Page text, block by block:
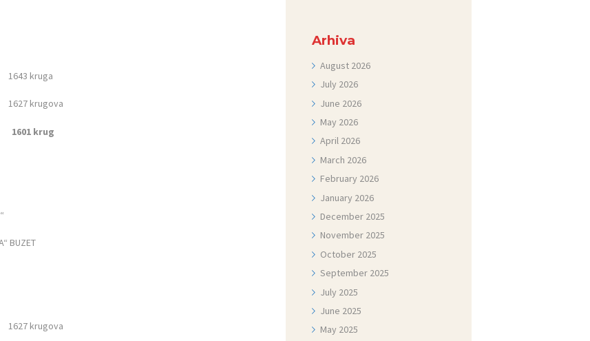
kruga
krugova
krug
BUZET
krugova
Arhiva
August 2026
July 2026
June 2026
May 2026
April 2026
March 2026
February 2026
January 2026
December 2025
November 2025
October 2025
September 2025
July 2025
June 2025
May 2025